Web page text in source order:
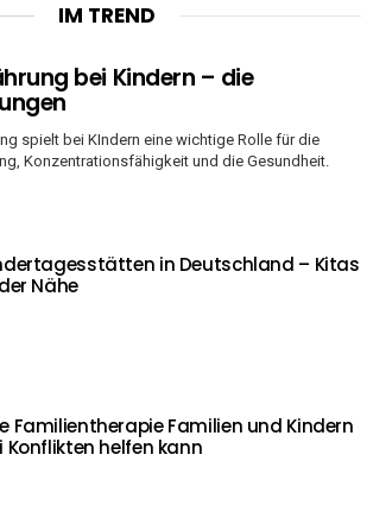
IM TREND
bei Kindern – die
spielt bei KIndern eine wichtige Rolle für die
Konzentrationsfähigkeit und die Gesundheit.
in Deutschland – Kitas
Nähe
Familientherapie Familien und Kindern
Konflikten helfen kann